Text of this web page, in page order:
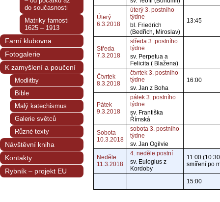
Úterý
6.3.2018
úterý 3. postního
týdne
bl. Friedrich
(Bedřich, Miroslav)
13:45
Středa
7.3.2018
středa 3. postního
týdne
sv. Perpetua a
Felicita ( Blažena)
Čtvrtek
8.3.2018
čtvrtek 3. postního
týdne
sv. Jan z Boha
16:00
Pátek
9.3.2018
pátek 3. postního
týdne
sv. Františka
Římská
Sobota
10.3.2018
sobota 3. postního
týdne
sv. Jan Ogilvie
Neděle
11.3.2018
4. neděle postní
sv. Eulogius z
Kordoby
11:00
smíření po
15:00
do současnosti
Matriky farnosti
1625 – 1913
Farní klubovna
Fotogalerie
K zamyšlení a poučení
Modlitby
Bible
Malý katechismus
Galerie světců
Různé texty
Návštěvní kniha
Kontakty
Rybník – projekt EU